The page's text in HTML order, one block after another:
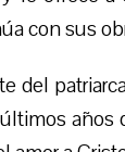
con sus
del